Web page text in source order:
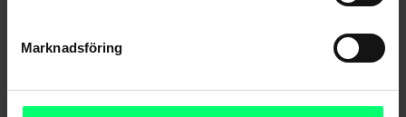
Marknadsföring